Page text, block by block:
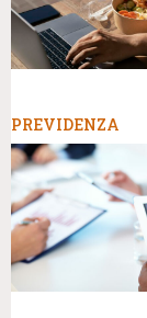
PREVIDENZA